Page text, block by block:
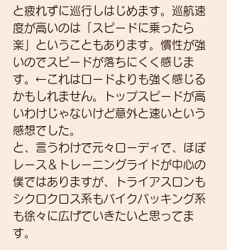
と疲れずに巡行しはじめます。巡航速
度が高いのは「スピードに乗ったら
楽」ということもあります。慣性が強
いのでスピードが落ちにくく感じま
す。←これはロードよりも強く感じる
かもしれません。トップスピードが高
いわけじゃないけど意外と速いという
感想でした。
と、言うわけで元々ローディで、ほぼ
レース＆トレーニングライドが中心の
僕ではありますが、トライアスロンも
シクロクロス系もバイクパッキング系
も徐々に広げていきたいと思ってま
す。